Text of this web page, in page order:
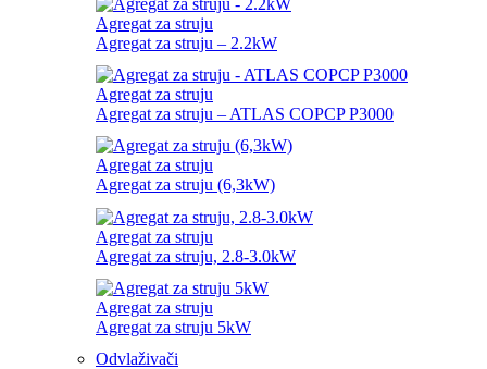
Agregat za struju
Agregat za struju – 2.2kW
Agregat za struju
Agregat za struju – ATLAS COPCP P3000
Agregat za struju
Agregat za struju (6,3kW)
Agregat za struju
Agregat za struju, 2.8-3.0kW
Agregat za struju
Agregat za struju 5kW
Odvlaživači